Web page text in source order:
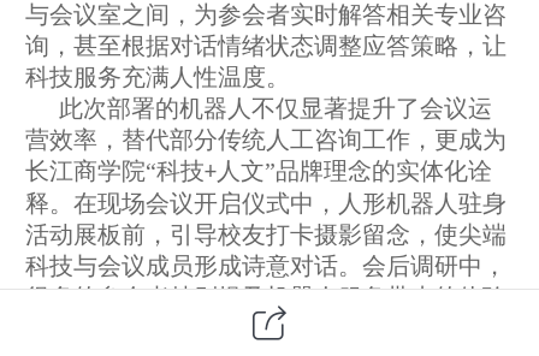
与会议室之间，为参会者实时解答相关专业咨
询，甚至根据对话情绪状态调整应答策略，让
科技服务充满人性温度。
此次部署的机器人不仅显著提升了会议运
营效率 ， 替代部分传统人工咨询工作，更成为
长江商学院“科技+ 人文”品牌理念的实体化诠
释。在现场会议开启仪式中， 人形机器人驻身
活动展板前 ，引导校友打卡摄影留念 ，使尖端
科技与会议成员形成诗意对话。会后调研中，
很多的参会者特别提及机器人服务带来的体验
在他们看来人形机器人